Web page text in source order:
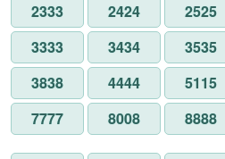
2333
2424 2525
3333
3434 3535
3838
4444 5115
7777
8008 8888